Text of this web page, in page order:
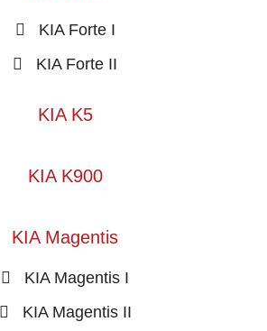
KIA Forte I
KIA Forte II
KIA K5
KIA K900
KIA Magentis
KIA Magentis I
KIA Magentis II